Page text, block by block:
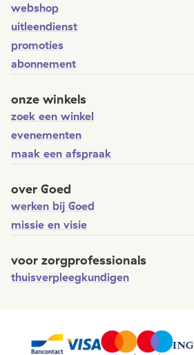
webshop
uitleendienst
promoties
abonnement
onze winkels
zoek een winkel
evenementen
maak een afspraak
over Goed
werken bij Goed
missie en visie
voor zorgprofessionals
thuisverpleegkundigen